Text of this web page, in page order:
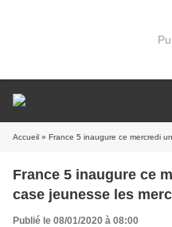
Accueil » France 5 inaugure ce mercredi une
France 5 inaugure ce
case jeunesse les
Publié le 08/01/2020 à 08:00